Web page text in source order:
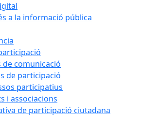
a la informació pública
de comunicació
de participació
participatius
i associacions
de participació ciutadana